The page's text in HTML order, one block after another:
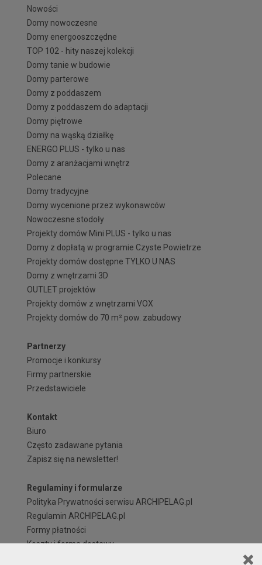
Nowości
Domy nowoczesne
Domy energooszczędne
TOP 102 - hity naszej kolekcji
Domy tanie w budowie
Domy parterowe
Domy z poddaszem
Domy z poddaszem do adaptacji
Domy piętrowe
Domy na wąską działkę
ENERGO PLUS - tylko u nas
Domy z aranżacjami wnętrz
Polecane
Domy tradycyjne
Domy wycenione przez wykonawców
Nowoczesne stodoły
Projekty domów Mini PLUS - tylko u nas
Domy z dopłatą w programie Czyste Powietrze
Projekty domów dostępne TYLKO U NAS
Domy z wnętrzami 3D
OUTLET projektów
Projekty domów z wnętrzami VOX
Projekty domów do 70 m² pow. zabudowy
Partnerzy
Promocje i konkursy
Firmy partnerskie
Przedstawiciele
Kontakt
Biuro
Często zadawane pytania
Zapisz się na newsletter!
Regulaminy i formularze
Polityka Prywatności serwisu ARCHIPELAG.pl
Regulamin ARCHIPELAG.pl
Formy płatności
Koszty i forma dostawy